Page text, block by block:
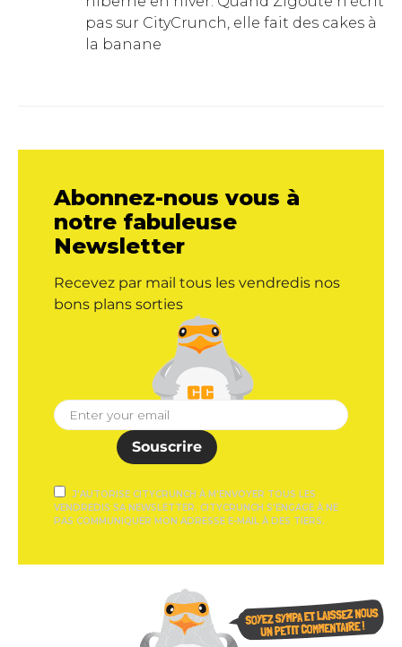
pas sur CityCrunch, elle fait des cakes à
la banane
Abonnez-nous vous à
notre fabuleuse
Newsletter
Recevez par mail tous les vendredis nos
bons plans sorties
Souscrire
J'AUTORISE CITYCRUNCH À M'ENVOYER TOUS LES
VENDREDIS SA NEWSLETTER. CITYCRUNCH S'ENGAGE À NE
PAS COMMUNIQUER MON ADRESSE E-MAIL À DES TIERS.